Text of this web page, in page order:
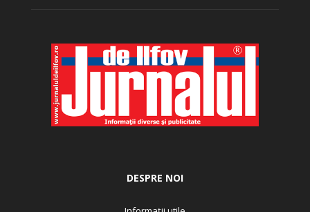
DESPRE NOI